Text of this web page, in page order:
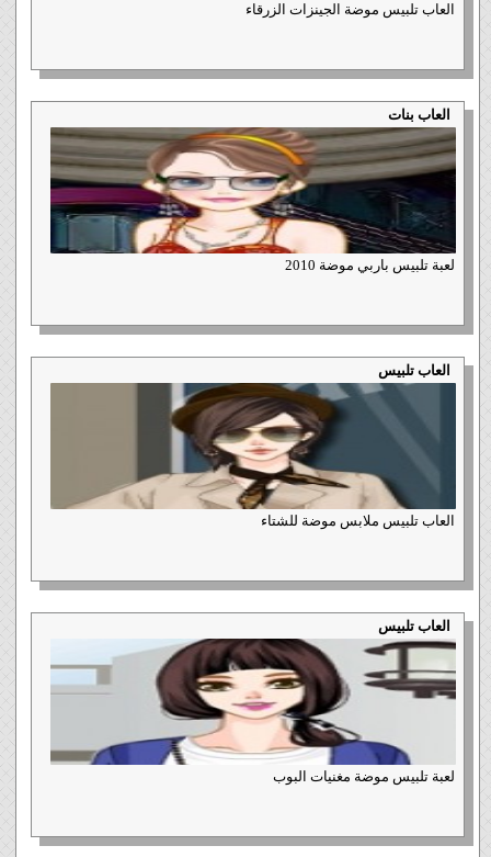
العاب تلبيس موضة الجينزات الزرقاء
العاب بنات
لعبة تلبيس باربي موضة 2010
العاب تلبيس
العاب تلبيس ملابس موضة للشتاء
العاب تلبيس
لعبة تلبيس موضة مغنيات البوب